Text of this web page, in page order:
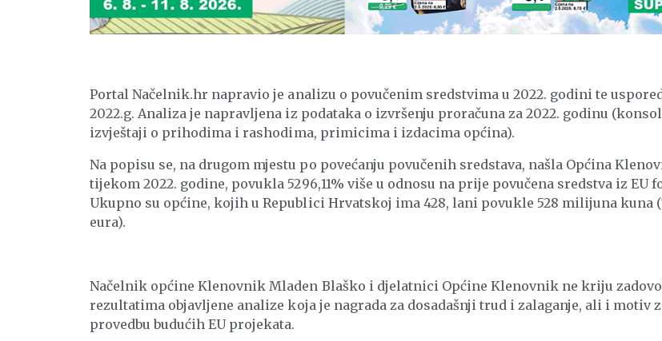
Portal Načelnik.hr napravio je analizu o povučenim sredstvima u 2022. godini te
2022.g. Analiza je napravljena iz podataka o izvršenju proračuna za 2022. godinu
izvještaji o prihodima i rashodima, primicima i izdacima općina).
Na popisu se, na drugom mjestu po povećanju povučenih sredstava, našla Općina
tijekom 2022. godine, povukla 5296,11% više u odnosu na prije povučena sredstva iz EU
Ukupno su općine, kojih u Republici Hrvatskoj ima 428, lani povukle 528 milijuna kuna
eura).
Načelnik općine Klenovnik Mladen Blaško i djelatnici Općine Klenovnik ne kriju
rezultatima objavljene analize koja je nagrada za dosadašnji trud i zalaganje, ali i motiv
provedbu budućih EU projekata.